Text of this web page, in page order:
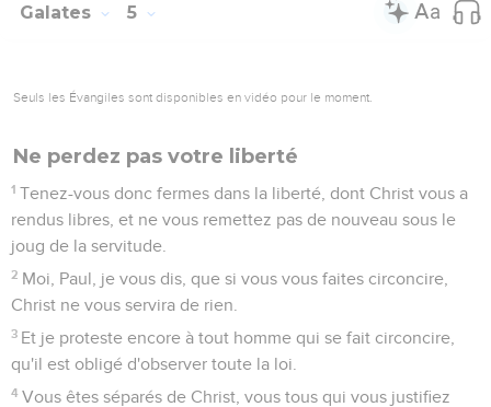
Galates 5
Seuls les Évangiles sont disponibles en vidéo pour le moment.
Ne perdez pas votre liberté
1 Tenez-vous donc fermes dans la liberté, dont Christ vous a
rendus libres, et ne vous remettez pas de nouveau sous le
joug de la servitude.
2 Moi, Paul, je vous dis, que si vous vous faites circoncire,
Christ ne vous servira de rien.
3 Et je proteste encore à tout homme qui se fait circoncire,
qu'il est obligé d'observer toute la loi.
4 Vous êtes séparés de Christ, vous tous qui vous justifiez